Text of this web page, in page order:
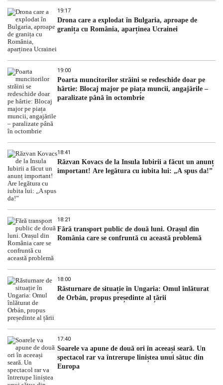
19:17
Drona care a explodat în Bulgaria, aproape de
granița cu România, aparținea Ucrainei
19:00
Poarta muncitorilor străini se redeschide doar pe
hârtie: Blocaj major pe piața muncii, angajările –
paralizate până în octombrie
18:41
Răzvan Kovacs de la Insula Iubirii a făcut un anunț
important! Are legătura cu iubita lui: „A spus da!”
18:21
Fără transport public de două luni. Orașul din
România care se confruntă cu această problemă
18:00
Răsturnare de situație în Ungaria: Omul înlăturat
de Orbán, propus președinte al țării
17:40
Soarele va apune de două ori în aceeași seară. Un
spectacol rar va întrerupe liniștea unui sătuc din
Europa